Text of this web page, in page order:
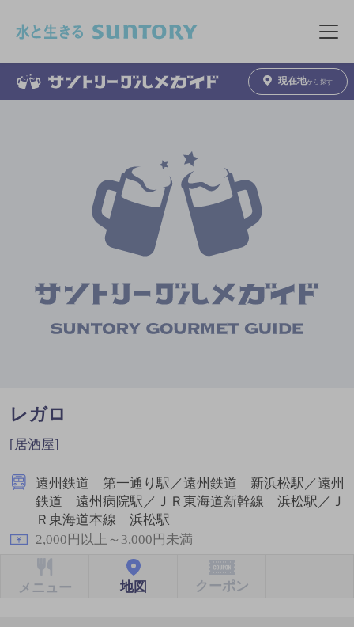
メニュ
現在地から探す
レガロ
[居酒屋]
遠州鉄道 第一通り駅／遠州鉄道 新浜松駅／遠州
鉄道 遠州病院駅／ＪＲ東海道新幹線 浜松駅／Ｊ
Ｒ東海道本線 浜松駅
2,000円以上～3,000円未満
メニュー 地図 クーポン